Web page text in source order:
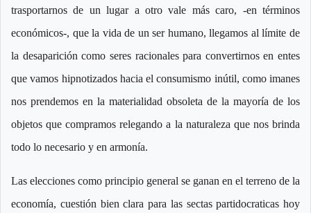
trasportarnos de un lugar a otro vale más caro, -en términos
económicos-, que la vida de un ser humano, llegamos al límite de
la desaparición como seres racionales para convertirnos en entes
que vamos hipnotizados hacia el consumismo inútil, como imanes
nos prendemos en la materialidad obsoleta de la mayoría de los
objetos que compramos relegando a la naturaleza que nos brinda
todo lo necesario y en armonía.
Las elecciones como principio general se ganan en el terreno de la
economía, cuestión bien clara para las sectas partidocraticas hoy